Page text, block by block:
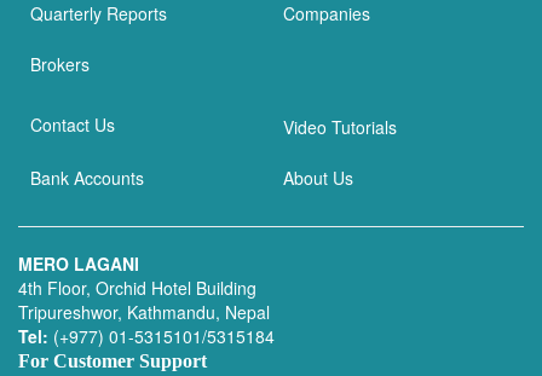
Quarterly Reports Companies
Brokers
Contact Us Video Tutorials
Bank Accounts About Us
MERO LAGANI
4th Floor, Orchid Hotel Building
Tripureshwor, Kathmandu, Nepal
Tel: (+977) 01-5315101/5315184
For Customer Support